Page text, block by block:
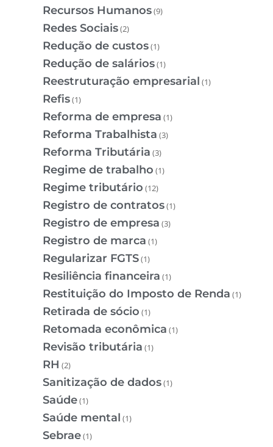
Recursos Humanos(9)
Redes Sociais(2)
Redução de custos(1)
Redução de salários(1)
Reestruturação empresarial (1)
Refis(1)
Reforma de empresa (1)
Reforma Trabalhista (3)
Reforma Tributária (3)
Regime de trabalho (1)
Regime tributário (12)
Registro de contratos(1)
Registro de empresa (3)
Registro de marca (1)
Regularizar FGTS(1)
Resiliência financeira (1)
Restituição do Imposto de Renda (1)
Retirada de sócio (1)
Retomada econômica (1)
Revisão tributária (1)
RH (2)
Sanitização de dados(1)
Saúde(1)
Saúde mental (1)
Sebrae(1)